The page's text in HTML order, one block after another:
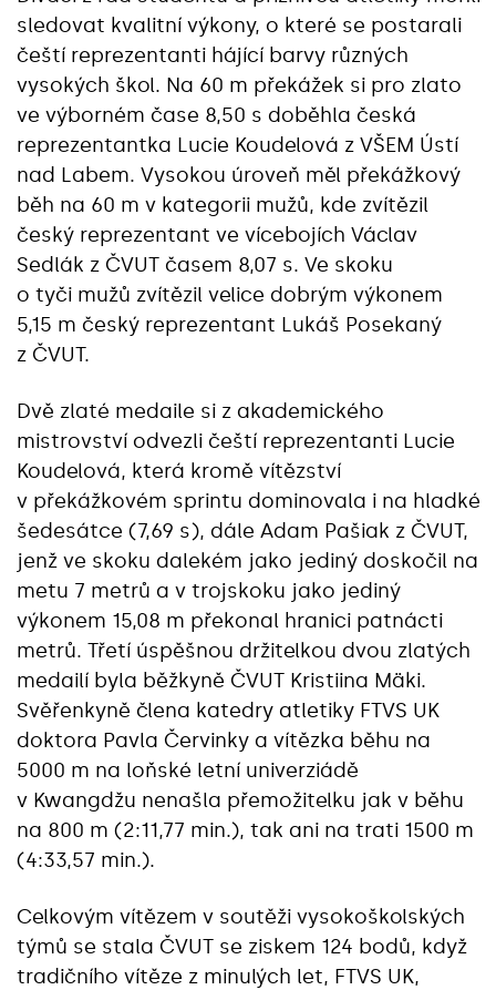
sledovat kvalitní výkony, o které se postarali
čeští reprezentanti hájící barvy různých
vysokých škol. Na 60 m překážek si pro zlato
ve výborném čase 8,50 s doběhla česká
reprezentantka Lucie Koudelová z VŠEM Ústí
nad Labem. Vysokou úroveň měl překážkový
běh na 60 m v kategorii mužů, kde zvítězil
český reprezentant ve vícebojích Václav
Sedlák z ČVUT časem 8,07 s. Ve skoku
o tyči mužů zvítězil velice dobrým výkonem
5,15 m český reprezentant Lukáš Posekaný
z ČVUT.
Dvě zlaté medaile si z akademického
mistrovství odvezli čeští reprezentanti Lucie
Koudelová, která kromě vítězství
v překážkovém sprintu dominovala i na hladké
šedesátce (7,69 s), dále Adam Pašiak z ČVUT,
jenž ve skoku dalekém jako jediný doskočil na
metu 7 metrů a v trojskoku jako jediný
výkonem 15,08 m překonal hranici patnácti
metrů. Třetí úspěšnou držitelkou dvou zlatých
medailí byla běžkyně ČVUT Kristiina Mäki.
Svěřenkyně člena katedry atletiky FTVS UK
doktora Pavla Červinky a vítězka běhu na
5000 m na loňské letní univerziádě
v Kwangdžu nenašla přemožitelku jak v běhu
na 800 m (2:11,77 min.), tak ani na trati 1500 m
(4:33,57 min.).
Celkovým vítězem v soutěži vysokoškolských
týmů se stala ČVUT se ziskem 124 bodů, když
tradičního vítěze z minulých let, FTVS UK,